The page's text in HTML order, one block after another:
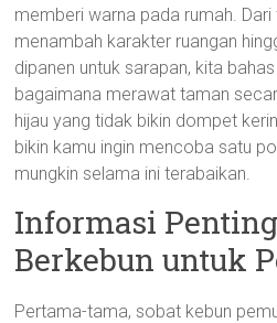
memberi warna pada rumah.
menambah karakter ruangan
dipanen untuk sarapan, kita
bagaimana merawat taman
hijau yang tidak bikin dompet
bikin kamu ingin mencoba satu
mungkin selama ini terabaikan.
Informasi
Berkebun untuk
Pertama-tama, sobat kebun